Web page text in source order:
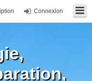
Connexion